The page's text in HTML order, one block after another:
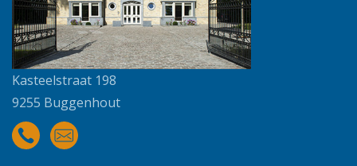
Kasteelstraat 198
9255 Buggenhout